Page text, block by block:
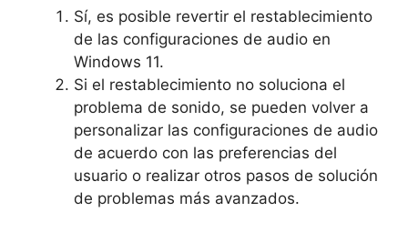
Sí, es posible revertir el restablecimiento
de las configuraciones de audio en
Windows 11.
Si el restablecimiento no soluciona el
problema de sonido, se pueden volver a
personalizar las configuraciones de audio
de acuerdo con las preferencias del
usuario o realizar otros pasos de solución
de problemas más avanzados.